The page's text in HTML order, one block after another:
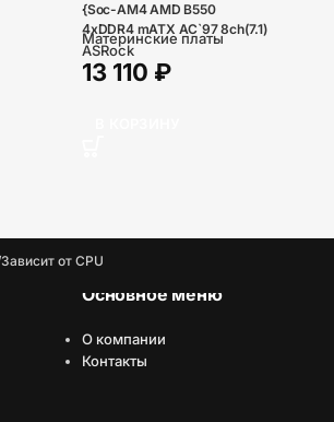
{Soc-AM4 AMD B550
4xDDR4 mATX AC`97 8ch(7.1)
GbLAN RAID+VGA+HDMI+DP}
Материнские платы
ASRock
13 110 ₽
Зависит от CPU
Основное меню
О компании
Контакты